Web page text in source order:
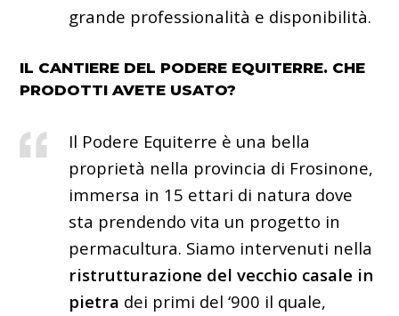
grande professionalità e disponibilità.
IL CANTIERE DEL PODERE EQUITERRE. CHE
PRODOTTI AVETE USATO?
Il Podere Equiterre è una bella
proprietà nella provincia di Frosinone,
immersa in 15 ettari di natura dove
sta prendendo vita un progetto in
permacultura. Siamo intervenuti nella
ristrutturazione del vecchio casale in
pietra dei primi del ‘900 il quale,